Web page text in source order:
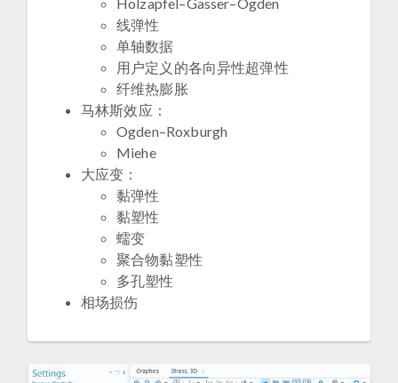
线弹性
单轴数据
用户定义的各向异性超弹性
纤维热膨胀
马林斯效应：
Ogden–Roxburgh
Miehe
大应变：
黏弹性
黏塑性
蠕变
聚合物黏塑性
多孔塑性
相场损伤